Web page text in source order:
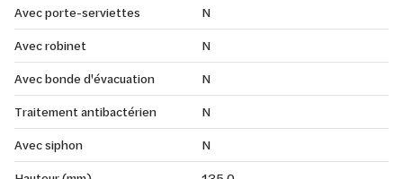
Avec porte-serviettes
N
Avec robinet
N
Avec bonde d'évacuation
N
Traitement antibactérien
N
Avec siphon
N